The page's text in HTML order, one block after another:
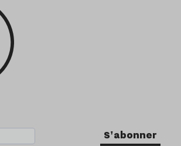
S'abonner